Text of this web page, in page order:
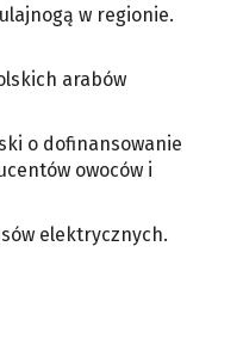
w regionie.
arabów
o dofinansowanie
owoców i
elektrycznych.